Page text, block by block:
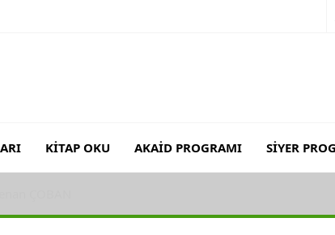
KİTAP OKU AKAİD PROGRAMI SİYER